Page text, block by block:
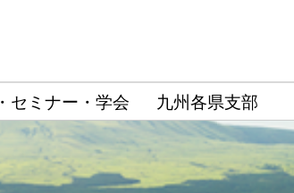
セミナー・学会 九州各県支部